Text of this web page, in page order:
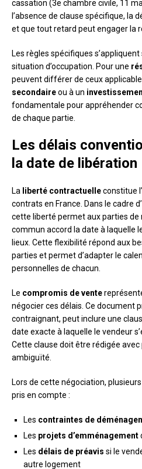
cassation (3e chambre civile, 11
l’absence de clause spécifique, la
et que tout retard peut engager la
Les règles spécifiques
situation d’occupation. Pour une
peuvent différer de ceux
secondaireou à un
fondamentale pour appréhender
de chaque partie.
Les délais
la date de libération
La liberté contractuelleconstitue
contrats en France. Dans le cadre
cette liberté permet aux parties de
commun accord la date à laquelle
lieux. Cette flexibilité répond aux
parties et permet d’adapter le
personnelles de chacun.
Le compromis de vente
négocier ces délais. Ce document
contraignant, peut inclure une
date exacte à laquelle le vendeur
Cette clause doit être rédigée
ambiguïté.
Lors de cette négociation,
pris en compte :
Les contraintes de
Les projets d’emménagement
Les délais de préavis si le
autre logement